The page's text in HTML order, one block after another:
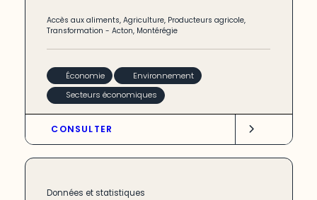
Accès aux aliments,Agriculture, Producteurs agricole,
Transformation -Acton, Montérégie
Économie
Environnement
Secteurs économiques
CONSULTER
Données et statistiques